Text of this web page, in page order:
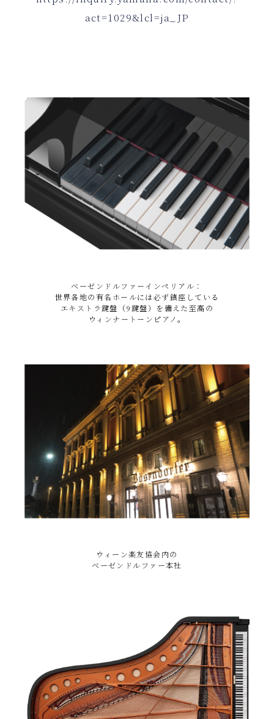
act=1029&lcl=ja_JP
ベーゼンドルファーインペリアル：
世界各地の有名ホールには必ず鎮座している
エキストラ鍵盤（9鍵盤）を備えた至高の
ウィンナートーンピアノ。
ウィーン楽友協会内の
ベーゼンドルファー本社